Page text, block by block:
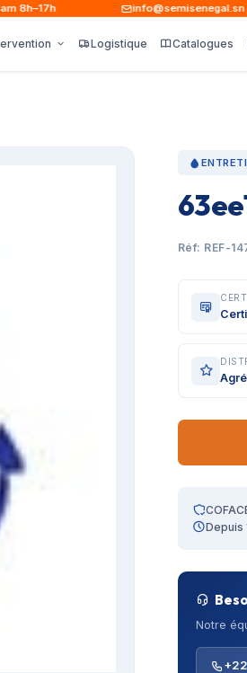
info@semisenegal.sn
Logistique Catalogues
Réf: REF-
Depuis
Notre